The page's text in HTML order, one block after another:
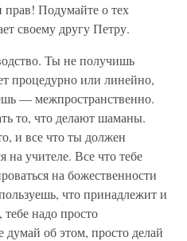
прав! Подумайте о тех
своему другу Петру.
Ты не получишь
процедурно или линейно,
— межпространственно.
то, что делают шаманы.
и все что ты должен
на учителе. Все что тебе
на божественности
что принадлежит и
надо просто
об этом, просто делай